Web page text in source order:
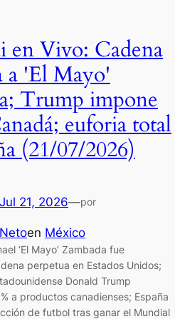
en Vivo: Cadena
a 'El Mayo'
Trump impone
euforia total
(21/07/2026)
Jul 21, 2026—por
Netoen México
‘El Mayo’ Zambada fue
perpetua en Estados Unidos;
Donald Trump
a productos canadienses; España
de futbol tras ganar el Mundial